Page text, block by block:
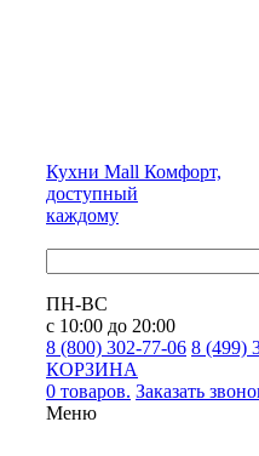
Кухни Mall Комфорт,
доступный
каждому
ПН-ВС
с 10:00 до 20:00
8 (800) 302-77-06 8 (499)
КОРЗИНА
0 товаров. Заказать
Меню